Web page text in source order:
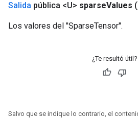
Salida pública <U> sparseValues
Los valores del "SparseTensor".
¿Te resultó útil?
Salvo que se indique lo contrario, el